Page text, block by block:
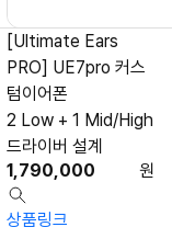
[Ultimate Ears
PRO] UE7pro 커스
텀이어폰
2 Low + 1 Mid/High
드라이버 설계
1,790,000
원
상품링크